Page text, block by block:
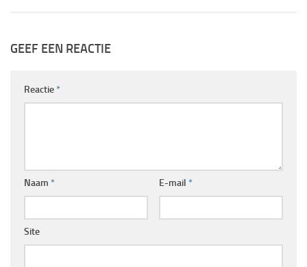
GEEF EEN REACTIE
Reactie*
Naam * E-mail *
Site